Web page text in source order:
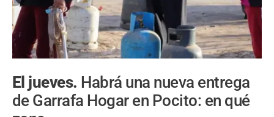
El jueves. Habrá una nueva entrega
de Garrafa Hogar en Pocito: en qué